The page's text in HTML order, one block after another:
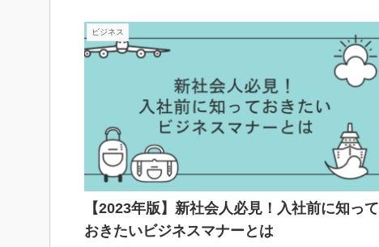
ビジネス
【2023年版】新社会人必見！入社前に知って
おきたいビジネスマナーとは